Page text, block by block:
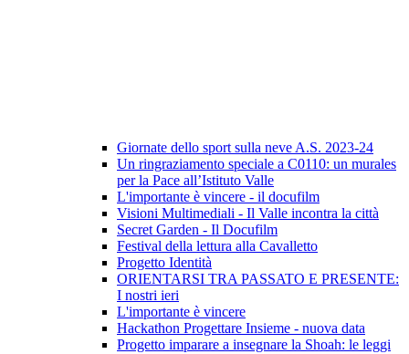
Giornate dello sport sulla neve A.S. 2023-24
Un ringraziamento speciale a C0110: un murales
per la Pace all’Istituto Valle
L'importante è vincere - il docufilm
Visioni Multimediali - Il Valle incontra la città
Secret Garden - Il Docufilm
Festival della lettura alla Cavalletto
Progetto Identità
ORIENTARSI TRA PASSATO E PRESENTE:
I nostri ieri
L'importante è vincere
Hackathon Progettare Insieme - nuova data
Progetto imparare a insegnare la Shoah: le leggi